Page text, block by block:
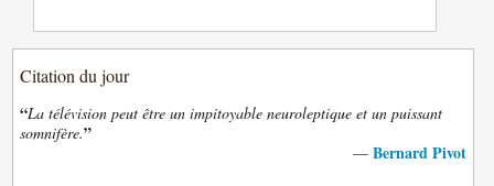
Citation du jour
“La télévision peut être un impitoyable neuroleptique et un puissant
somnifère.”
— Bernard Pivot